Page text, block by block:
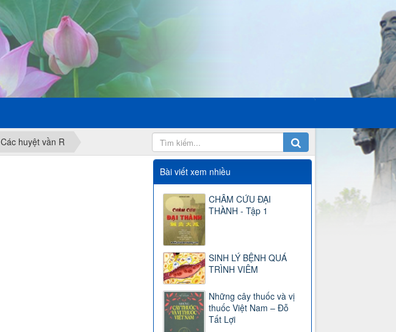
Các huyệt vần R
Bài viết xem nhiều
CHÂM CỨU ĐẠI
THÀNH - Tập 1
SINH LÝ BỆNH QUÁ
TRÌNH VIÊM
Những cây thuốc và vị
thuốc Việt Nam – Đỗ
Tất Lợi